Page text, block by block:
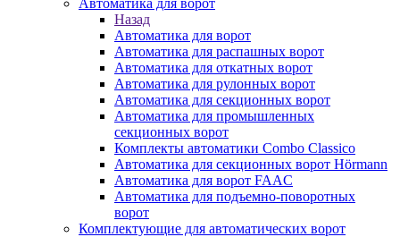
Автоматика для ворот
Назад
Автоматика для ворот
Автоматика для распашных ворот
Автоматика для откатных ворот
Автоматика для рулонных ворот
Автоматика для секционных ворот
Автоматика для промышленных
секционных ворот
Комплекты автоматики Combo Classico
Автоматика для секционных ворот Hörmann
Автоматика для ворот FAAC
Автоматика для подъемно-поворотных
ворот
Комплектующие для автоматических ворот